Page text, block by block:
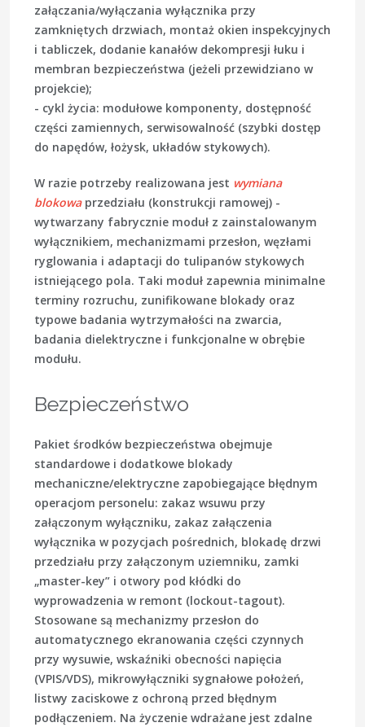
załączania/wyłączania wyłącznika przy
zamkniętych drzwiach, montaż okien inspekcyjnych
i tabliczek, dodanie kanałów dekompresji łuku i
membran bezpieczeństwa (jeżeli przewidziano w
projekcie);
- cykl życia: modułowe komponenty, dostępność
części zamiennych, serwisowalność (szybki dostęp
do napędów, łożysk, układów stykowych).
W razie potrzeby realizowana jest wymiana
blokowaprzedziału (konstrukcji ramowej) -
wytwarzany fabrycznie moduł z zainstalowanym
wyłącznikiem, mechanizmami przesłon, węzłami
ryglowania i adaptacji do tulipanów stykowych
istniejącego pola. Taki moduł zapewnia minimalne
terminy rozruchu, zunifikowane blokady oraz
typowe badania wytrzymałości na zwarcia,
badania dielektryczne i funkcjonalne w obrębie
modułu.
Bezpieczeństwo
Pakiet środków bezpieczeństwa obejmuje
standardowe i dodatkowe blokady
mechaniczne/elektryczne zapobiegające błędnym
operacjom personelu: zakaz wsuwu przy
załączonym wyłączniku, zakaz załączenia
wyłącznika w pozycjach pośrednich, blokadę drzwi
przedziału przy załączonym uziemniku, zamki
„master-key” i otwory pod kłódki do
wyprowadzenia w remont (lockout-tagout).
Stosowane są mechanizmy przesłon do
automatycznego ekranowania części czynnych
przy wysuwie, wskaźniki obecności napięcia
(VPIS/VDS), mikrowyłączniki sygnałowe położeń,
listwy zaciskowe z ochroną przed błędnym
podłączeniem. Na życzenie wdrażane jest zdalne